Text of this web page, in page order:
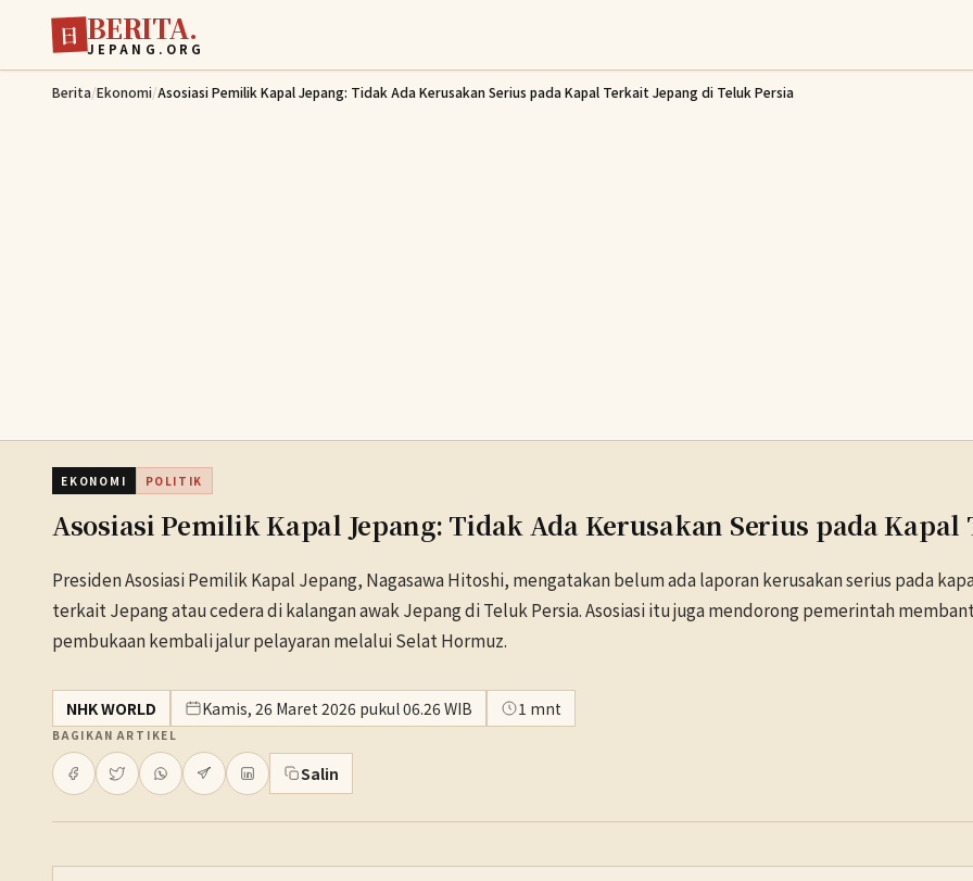
Lewati ke konten utama
日 BERITA.
JEPANG.ORG
Berita/Ekonomi/Asosiasi Pemilik Kapal Jepang: Tidak Ada Kerusakan Serius pada Kapal Terkait Jepang di Teluk Persia
EKONOMI POLITIK
Asosiasi Pemilik Kapal Jepang: Tidak Ada Kerusakan Serius pada
Presiden Asosiasi Pemilik Kapal Jepang, Nagasawa Hitoshi, mengatakan belum ada laporan kerusakan serius pada
terkait Jepang atau cedera di kalangan awak Jepang di Teluk Persia. Asosiasi itu juga mendorong pemerintah
pembukaan kembali jalur pelayaran melalui Selat Hormuz.
NHK WORLD Kamis, 26 Maret 2026 pukul 06.26 WIB 1 mnt
BAGIKAN ARTIKEL
Salin